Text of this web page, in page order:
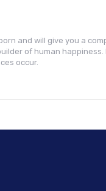
and will give you a
of human happiness.
occur.